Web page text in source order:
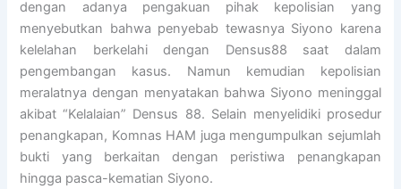
dengan adanya pengakuan pihak kepolisian yang
menyebutkan bahwa penyebab tewasnya Siyono karena
kelelahan berkelahi dengan Densus88 saat dalam
pengembangan kasus. Namun kemudian kepolisian
meralatnya dengan menyatakan bahwa Siyono meninggal
akibat “Kelalaian” Densus 88. Selain menyelidiki prosedur
penangkapan, Komnas HAM juga mengumpulkan sejumlah
bukti yang berkaitan dengan peristiwa penangkapan
hingga pasca-kematian Siyono.